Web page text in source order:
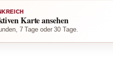
Karte ansehen
7 Tage oder 30 Tage.